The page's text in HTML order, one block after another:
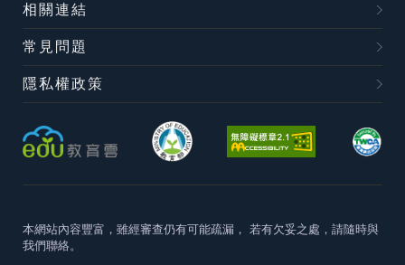
相關連結
常見問題
隱私權政策
本網站內容豐富，雖經審查仍有可能疏漏， 若有欠妥之處，請隨時與
我們聯絡。